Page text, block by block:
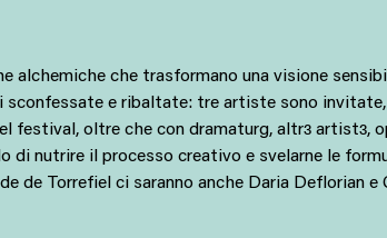
alchemiche che trasformano una visione
e ribaltate: tre artiste sono
oltre che con dramaturg, altrɜ artistɜ,
di nutrire il processo creativo e svelarne le
de Torrefiel ci saranno anche Daria Deflorian e